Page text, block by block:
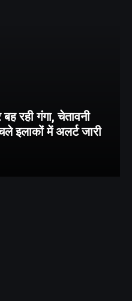
रही गंगा, चेतावनी
इलाकों में अलर्ट जारी